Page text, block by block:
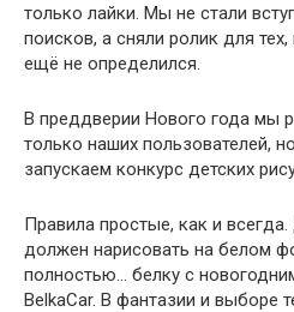
только лайки. Мы не стали
поисков, а сняли ролик для тех,
ещё не определился.
В преддверии Нового года мы
только наших пользователей,
запускаем конкурс детских
Правила простые, как и
должен нарисовать на белом
полностью… белку с
BelkaCar. В фантазии и выборе